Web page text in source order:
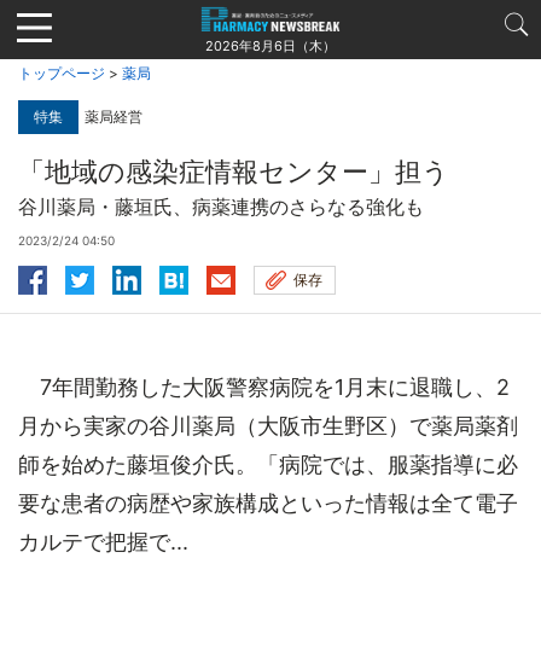
Jump
to
navigation
2026年8月6日（木）
トップページ > 薬局
特集 薬局経営
「地域の感染症情報センター」担う
谷川薬局・藤垣氏、病薬連携のさらなる強化も
2023/2/24 04:50
保存
7年間勤務した大阪警察病院を1月末に退職し、2
月から実家の谷川薬局（大阪市生野区）で薬局薬剤
師を始めた藤垣俊介氏。「病院では、服薬指導に必
要な患者の病歴や家族構成といった情報は全て電子
カルテで把握で...